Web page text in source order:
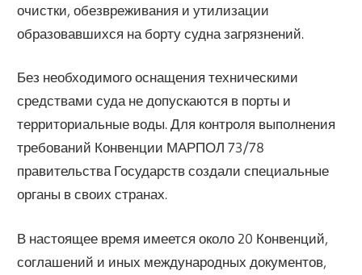
очистки, обезвреживания и утилизации
образовавшихся на борту судна загрязнений.
Без необходимого оснащения техническими
средствами суда не допускаются в порты и
территориальные воды. Для контроля выполнения
требований Конвенции МАРПОЛ 73/78
правительства Государств создали специальные
органы в своих странах.
В настоящее время имеется около 20 Конвенций,
соглашений и иных международных документов,